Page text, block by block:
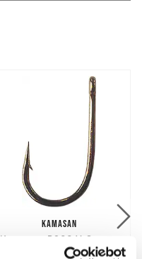
KAMASAN
Kamasan B982 X-Strong